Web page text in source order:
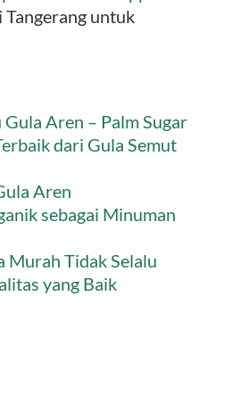
Tangerang untuk
Aren – Palm Sugar
dari Gula Semut
Aren
sebagai Minuman
Murah Tidak Selalu
yang Baik